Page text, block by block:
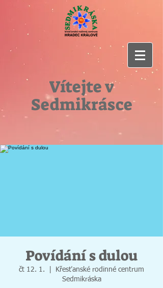
Vítejte v
Sedmikrásce
Povídání s dulou
čt 12. 1.
Křesťanské rodinné centrum
Sedmikráska